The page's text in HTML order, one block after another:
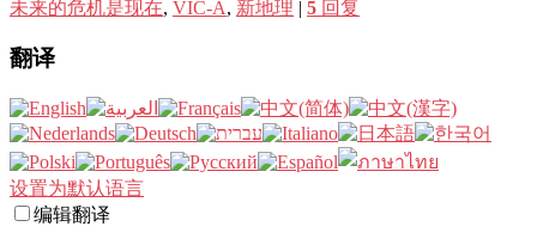
未来的危机是现在, VIC-A, 新地理 | 5 回复
翻译
设置为默认语言
编辑翻译